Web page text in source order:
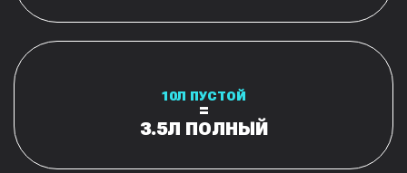
10Л ПУСТОЙ
=
3.5Л ПОЛНЫЙ